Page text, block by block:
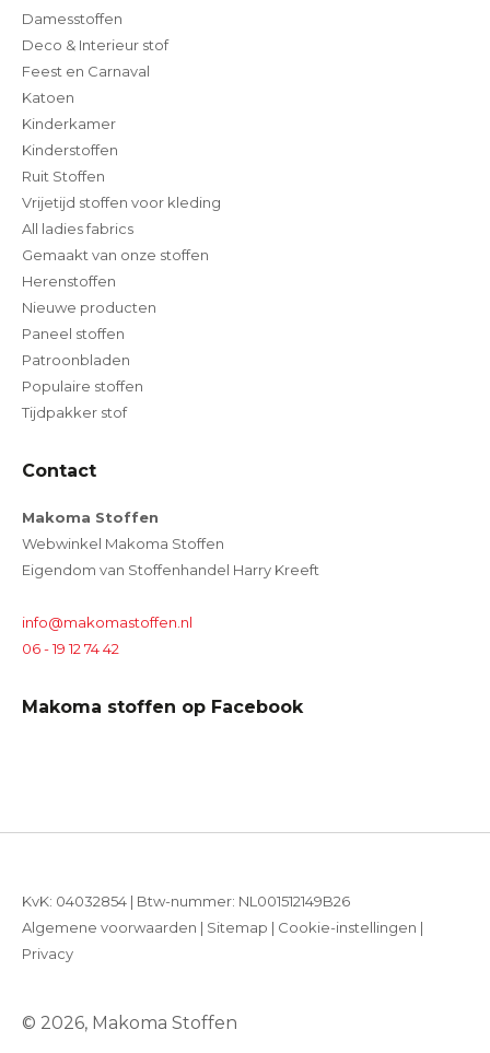
Damesstoffen
Deco & Interieur stof
Feest en Carnaval
Katoen
Kinderkamer
Kinderstoffen
Ruit Stoffen
Vrijetijd stoffen voor kleding
All ladies fabrics
Gemaakt van onze stoffen
Herenstoffen
Nieuwe producten
Paneel stoffen
Patroonbladen
Populaire stoffen
Tijdpakker stof
Contact
Makoma Stoffen
Webwinkel Makoma Stoffen
Eigendom van Stoffenhandel Harry Kreeft
info@makomastoffen.nl
06 - 19 12 74 42
Makoma stoffen op Facebook
© 2026, Makoma Stoffen
KvK: 04032854 | Btw-nummer: NL001512149B26
Algemene voorwaarden | Sitemap | Cookie-instellingen |
Privacy